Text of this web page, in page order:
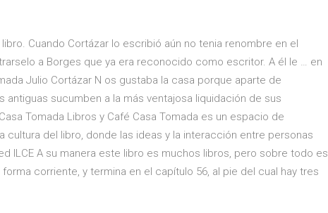
Cuando Cortázar lo escribió aún no tenia renombre en el
a Borges que ya era reconocido como escritor. A él le … en
Julio Cortázar N os gustaba la casa porque aparte de
antiguas sucumben a la más ventajosa liquidación de sus
Tomada Libros y Café Casa Tomada es un espacio de
cultura del libro, donde las ideas y la interacción entre personas
ILCE A su manera este libro es muchos libros, pero sobre todo es
corriente, y termina en el capítulo 56, al pie del cual hay tres